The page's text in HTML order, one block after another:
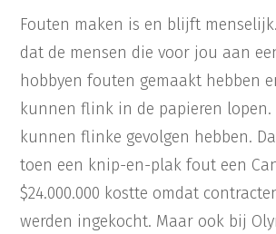
Fouten maken is en blijft
dat de mensen die voor jou aan
hobbyen fouten gemaakt hebben
kunnen flink in de papieren lopen.
kunnen flinke gevolgen hebben.
toen een knip-en-plak fout een
$24.000.000 kostte omdat
werden ingekocht. Maar ook bij